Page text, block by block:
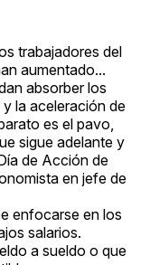
trabajadores del
aumentado...
absorber los
la aceleración de
es el pavo,
sigue adelante y
de Acción de
en jefe de
enfocarse en los
salarios.
a sueldo o que